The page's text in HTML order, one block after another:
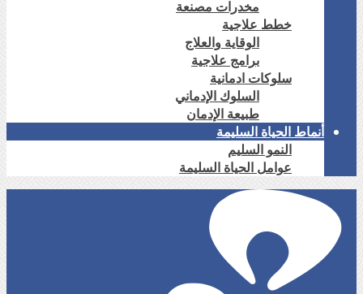
مخدرات مصنعة
خطط علاجية
الوقاية والعلاج
برامج علاجية
سلوكات ادمانية
السلوك الإدماني
طبيعة الإدمان
أنماط الحياة السليمة
النمو السليم
عوامل الحياة السليمة